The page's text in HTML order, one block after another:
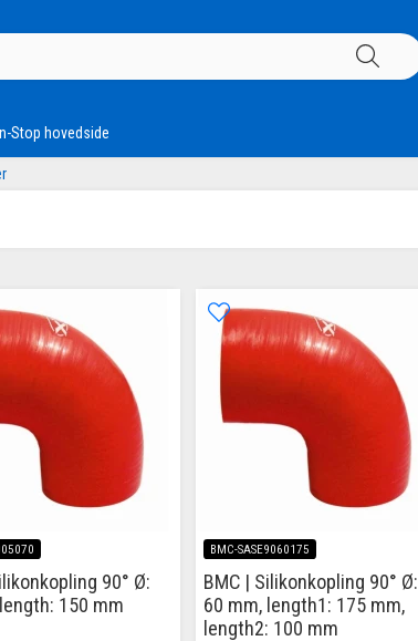
Stop hovedside
90° Ø:
150 mm
BMC-SASE9060175
BMC | Silikonkopling 90° Ø:
60 mm, length1: 175 mm,
length2: 100 mm